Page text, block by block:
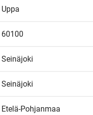
Uppa
60100
Seinäjoki
Seinäjoki
Etelä-Pohjanmaa